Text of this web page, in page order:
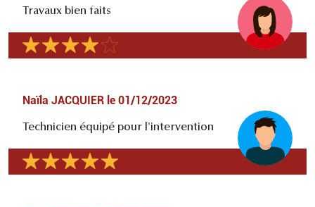
Travaux bien faits
Naïla JACQUIER le 01/12/2023
Technicien équipé pour l'intervention